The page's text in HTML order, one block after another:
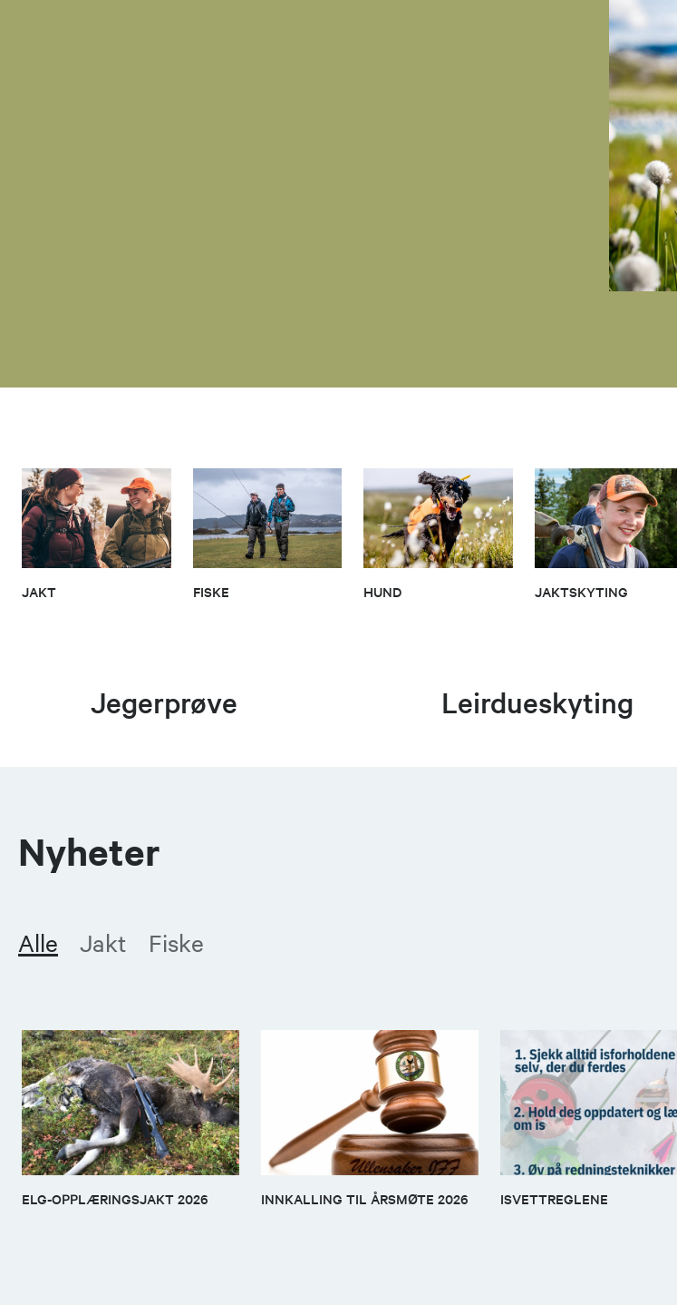
JAKT FISKE HUND JAKTSKYTING
Jegerprøve Leirdueskyting
Nyheter
Alle Jakt Fiske
ELG-OPPLÆRINGSJAKT 2026 INNKALLING TIL ÅRSMØTE 2026 ISVETTREGLENE